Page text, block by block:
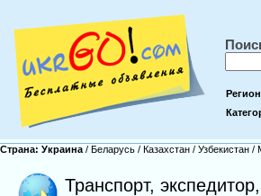
Страна: Украина / Беларусь / Казахстан / Узбекистан /
Транспорт,